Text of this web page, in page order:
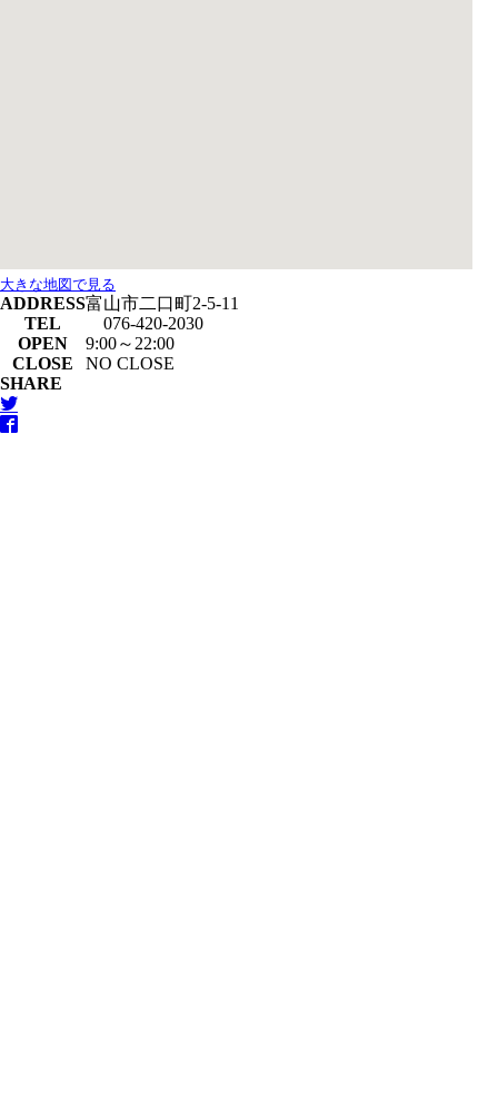
大きな地図で見る
ADDRESS富山市二口町2-5-11
TEL
076-420-2030
OPEN
9:00～22:00
CLOSE
NO CLOSE
SHARE